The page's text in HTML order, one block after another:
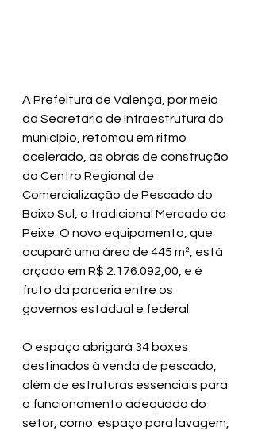
A Prefeitura de Valença, por meio
da Secretaria de Infraestrutura do
município, retomou em ritmo
acelerado, as obras de construção
do Centro Regional de
Comercialização de Pescado do
Baixo Sul, o tradicional Mercado do
Peixe. O novo equipamento, que
ocupará uma área de 445 m², está
orçado em R$ 2.176.092,00, e é
fruto da parceria entre os
governos estadual e federal.
O espaço abrigará 34 boxes
destinados à venda de pescado,
além de estruturas essenciais para
o funcionamento adequado do
setor, como: espaço para lavagem,